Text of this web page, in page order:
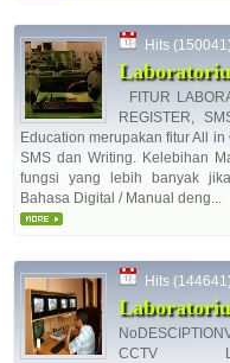
Hits
FITUR
REGISTER,
Education merupakan fitur All
SMS dan Writing. Kelebihan
fungsi yang lebih banyak
Bahasa Digital / Manual deng...
Hits
CCTV Lensa